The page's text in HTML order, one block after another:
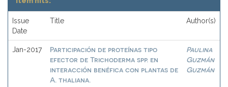
Issue
Date
Title Author(s)
Jan-2017
Participación de proteínas tipo
efector de Trichoderma spp. en
interacción benéfica con plantas de
A. thaliana.
Paulina
Guzmán
Guzmán